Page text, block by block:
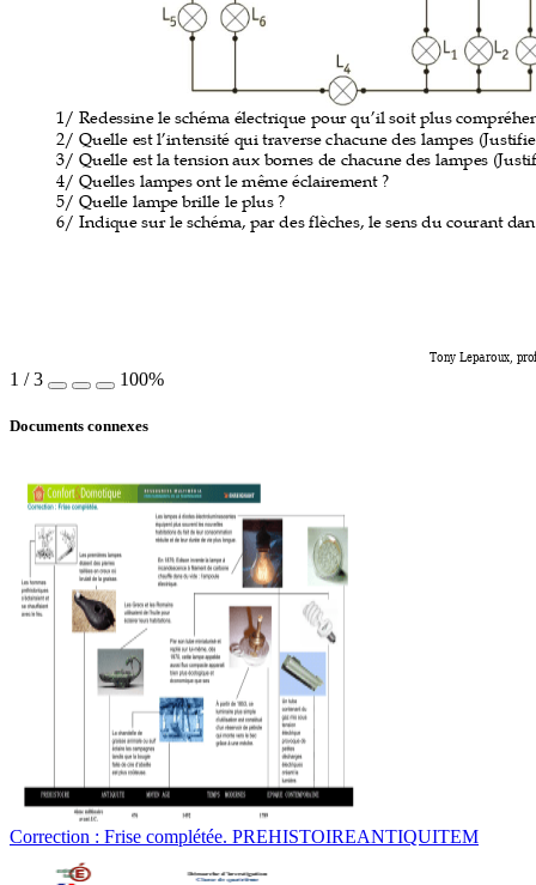
Tony Leparoux, pro
1/ Redessine le schéma électrique pour qu’il soit plus compréh
2/ Quelle est l’intensité qui traverse chacune des lampes
3/ Quelle est la tension aux bornes de chacune des lampes
4/ Quelles lampes ont le même éclairement ?
5/ Quelle lampe brille le plus ?
6/ Indique sur le schéma, par des flèches, le sens du courant
1 /3 100%
Documents connexes
Correction : Frise complétée. PREHISTOIREANTIQUITEM